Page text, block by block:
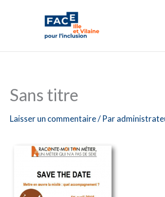
Sans titre
Laisser un commentaire/ Par